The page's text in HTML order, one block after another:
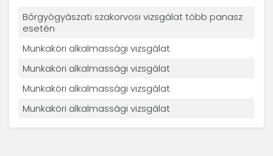
Bőrgyógyászati szakorvosi vizsgálat több panasz
esetén
Munkaköri alkalmassági vizsgálat
Munkaköri alkalmassági vizsgálat
Munkaköri alkalmassági vizsgálat
Munkaköri alkalmassági vizsgálat